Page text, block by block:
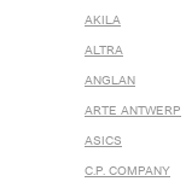
AKILA
ALTRA
ANGLAN
ARTE ANTWERP
ASICS
C.P. COMPANY